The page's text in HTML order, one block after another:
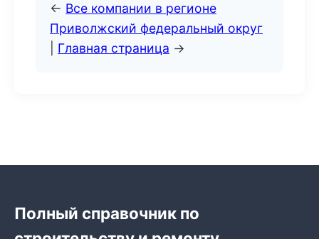
← Все компании в регионе
Приволжский федеральный округ
Главная страница →
Полный справочник по